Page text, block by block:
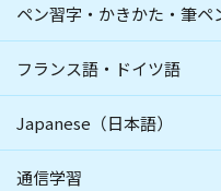
ペン習字・かきかた・筆ペ
フランス語・ドイツ語
Japanese（日本語）
通信学習